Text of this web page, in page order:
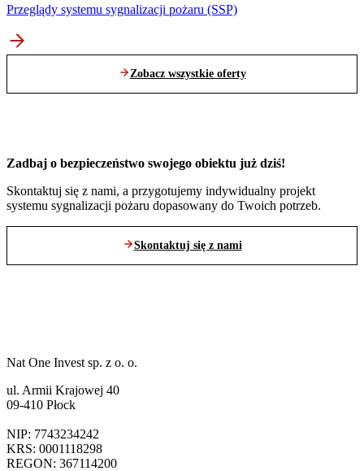
Przeglądy systemu sygnalizacji pożaru (SSP)
Zobacz wszystkie oferty
Zadbaj o bezpieczeństwo swojego obiektu już dziś!
Skontaktuj się z nami, a przygotujemy indywidualny projekt
systemu sygnalizacji pożaru dopasowany do Twoich potrzeb.
Skontaktuj się z nami
Nat One Invest sp. z o. o.
ul. Armii Krajowej 40
09-410 Płock
NIP: 7743234242
KRS: 0001118298
REGON: 367114200